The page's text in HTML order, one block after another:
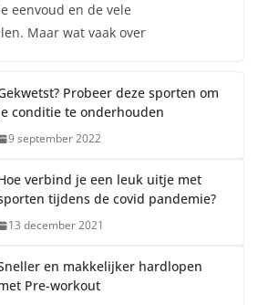
eenvoud en de vele
Maar wat vaak over
Probeer deze sporten om
conditie te onderhouden
9 september 2022
verbind je een leuk uitje met
tijdens de covid pandemie?
13 december 2021
en makkelijker hardlopen
Pre-workout